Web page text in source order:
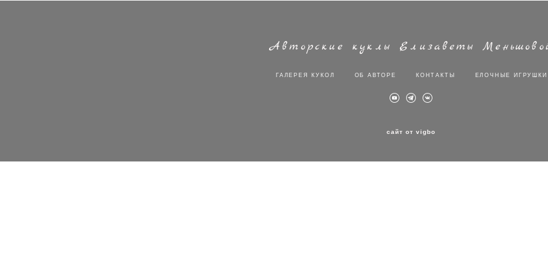
Авторские куклы Елизаветы
ГАЛЕРЕЯ КУКОЛ ОБ АВТОРЕ КОНТАКТЫ ЕЛОЧНЫЕ ИГРУШКИ
сайт от vigbo